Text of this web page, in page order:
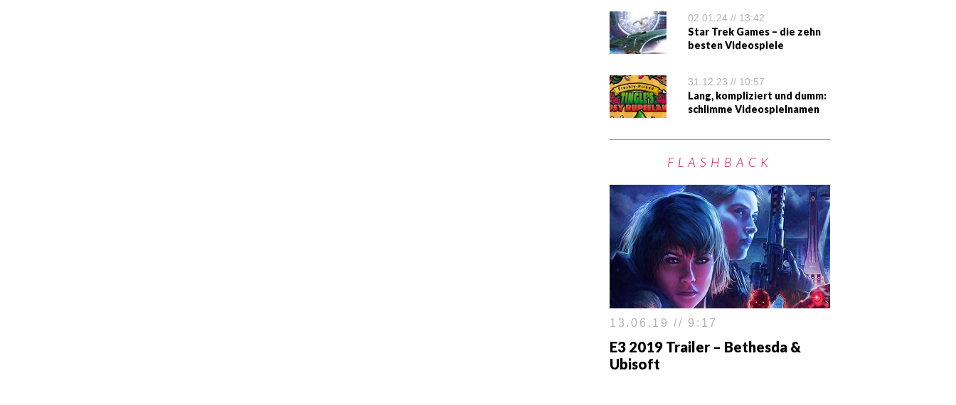
02.01.24 // 13:42
Star Trek Games – die zehn
besten Videospiele
31.12.23 // 10:57
Lang, kompliziert und dumm:
schlimme Videospielnamen
FLASHBACK
13.06.19 // 9:17
E3 2019 Trailer – Bethesda &
Ubisoft